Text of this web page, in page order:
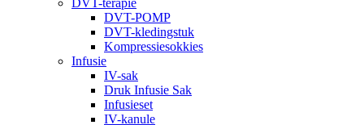
DVT-terapie
DVT-POMP
DVT-kledingstuk
Kompressiesokkies
Infusie
IV-sak
Druk Infusie Sak
Infusieset
IV-kanule